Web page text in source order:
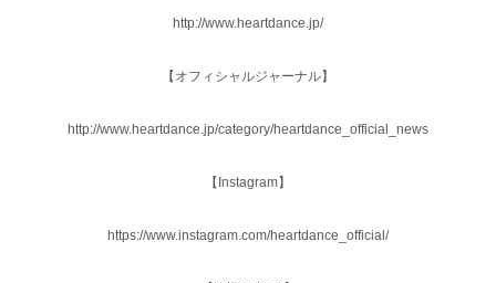
http://www.heartdance.jp/
【オフィシャルジャーナル】
http://www.heartdance.jp/category/heartdance_official_news
【Instagram】
https://www.instagram.com/heartdance_official/